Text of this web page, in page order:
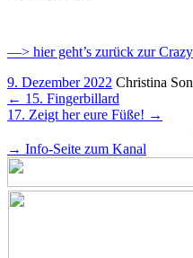
—> hier geht’s zurück zur
9. Dezember 2022 Christina
← 15. Fingerbillard
17. Zeigt her eure Füße! →
→ Info-Seite zum Kanal